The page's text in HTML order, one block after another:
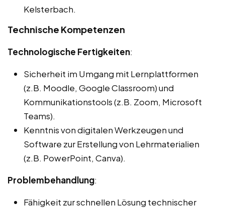
Kelsterbach.
Technische Kompetenzen
Technologische Fertigkeiten:
Sicherheit im Umgang mit Lernplattformen
(z.B. Moodle, Google Classroom) und
Kommunikationstools (z.B. Zoom, Microsoft
Teams).
Kenntnis von digitalen Werkzeugen und
Software zur Erstellung von Lehrmaterialien
(z.B. PowerPoint, Canva).
Problembehandlung:
Fähigkeit zur schnellen Lösung technischer